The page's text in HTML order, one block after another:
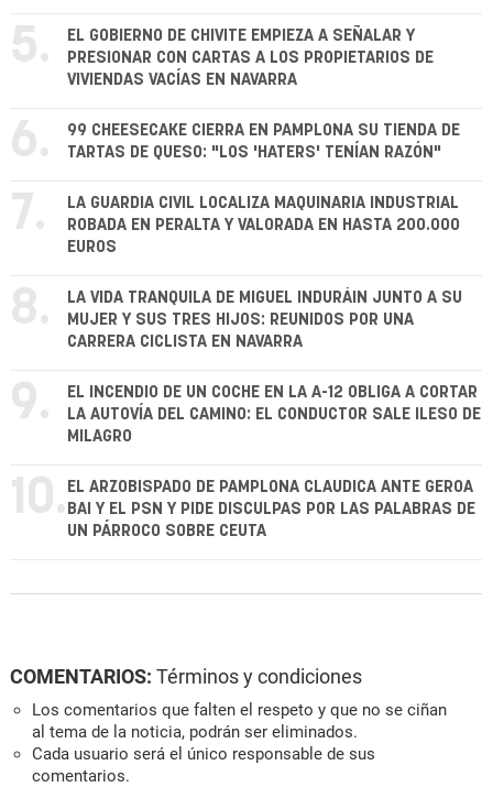
5.
EL GOBIERNO DE CHIVITE EMPIEZA A SEÑALAR Y
PRESIONAR CON CARTAS A LOS PROPIETARIOS DE
VIVIENDAS VACÍAS EN NAVARRA
6.
99 CHEESECAKE CIERRA EN PAMPLONA SU TIENDA DE
TARTAS DE QUESO: "LOS 'HATERS' TENÍAN RAZÓN"
7.
LA GUARDIA CIVIL LOCALIZA MAQUINARIA INDUSTRIAL
ROBADA EN PERALTA Y VALORADA EN HASTA 200.000
EUROS
8.
LA VIDA TRANQUILA DE MIGUEL INDURÁIN JUNTO A SU
MUJER Y SUS TRES HIJOS: REUNIDOS POR UNA
CARRERA CICLISTA EN NAVARRA
9.
EL INCENDIO DE UN COCHE EN LA A-12 OBLIGA A CORTAR
LA AUTOVÍA DEL CAMINO: EL CONDUCTOR SALE ILESO DE
MILAGRO
10. EL ARZOBISPADO DE PAMPLONA CLAUDICA ANTE GEROA
BAI Y EL PSN Y PIDE DISCULPAS POR LAS PALABRAS DE
UN PÁRROCO SOBRE CEUTA
COMENTARIOS: Términos y condiciones
Los comentarios que falten el respeto y que no se ciñan
al tema de la noticia, podrán ser eliminados.
Cada usuario será el único responsable de sus
comentarios.